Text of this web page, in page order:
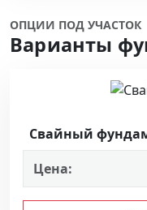
ОПЦИИ ПОД УЧАСТОК
Варианты
Свайный
Цена: